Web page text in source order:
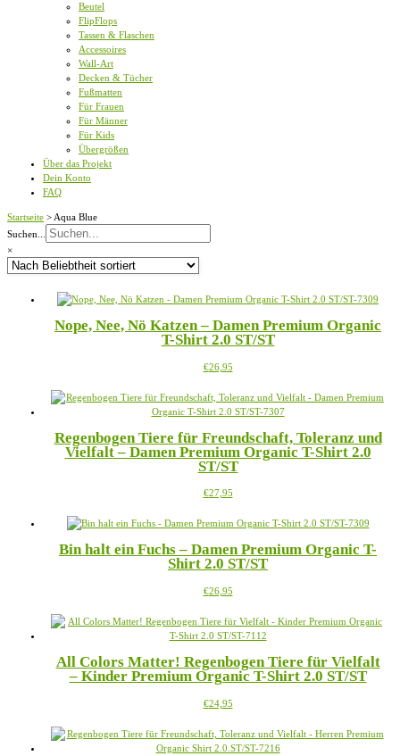
Beutel
FlipFlops
Tassen & Flaschen
Accessoires
Wall-Art
Decken & Tücher
Fußmatten
Für Frauen
Für Männer
Für Kids
Übergrößen
Über das Projekt
Dein Konto
FAQ
Startseite > Aqua Blue
Nope, Nee, Nö Katzen – Damen Premium Organic
T-Shirt 2.0 ST/ST
€26,95Dieses
weist
mehrere
auf.
Die
Optionen
auf
Produktseite
werden
Regenbogen Tiere für Freundschaft, Toleranz und
Vielfalt – Damen Premium Organic T-Shirt 2.0
ST/ST
€27,95Dieses
weist
Varianten
auf.
Optionen
auf
der
gewählt
werden
Bin halt ein Fuchs – Damen Premium Organic T-
Shirt 2.0 ST/ST
€26,95Dieses
weist
mehrere
auf.
Die
können
der
Produktseite
All Colors Matter! Regenbogen Tiere für Vielfalt
– Kinder Premium Organic T-Shirt 2.0 ST/ST
€24,95Dieses
weist
mehrere
Suchen...
×